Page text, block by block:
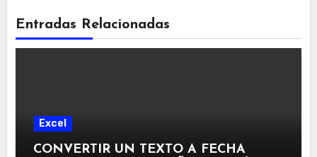
Entradas Relacionadas
Excel
CONVERTIR UN TEXTO A FECHA